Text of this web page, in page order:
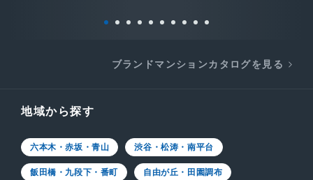
ブランドマンションカタログを見る
地域から探す
六本木・赤坂・青山 渋谷・松涛・南平台
飯田橋・九段下・番町 自由が丘・田園調布